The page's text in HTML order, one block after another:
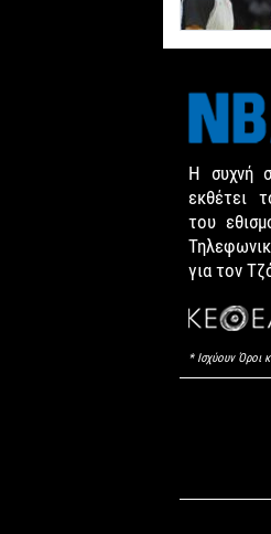
Η συχνή
εκθέτει
του
για τον
* Ισχύουν Όροι